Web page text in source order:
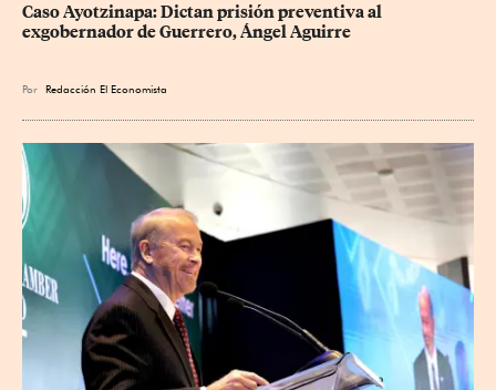
Caso Ayotzinapa: Dictan prisión preventiva al
exgobernador de Guerrero, Ángel Aguirre
Por Redacción El Economista